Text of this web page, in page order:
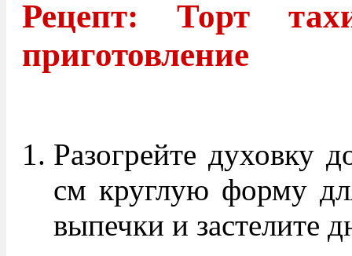
Рецепт: Торт
приготовление
Разогрейте духовку
см круглую форму
выпечки и застелите